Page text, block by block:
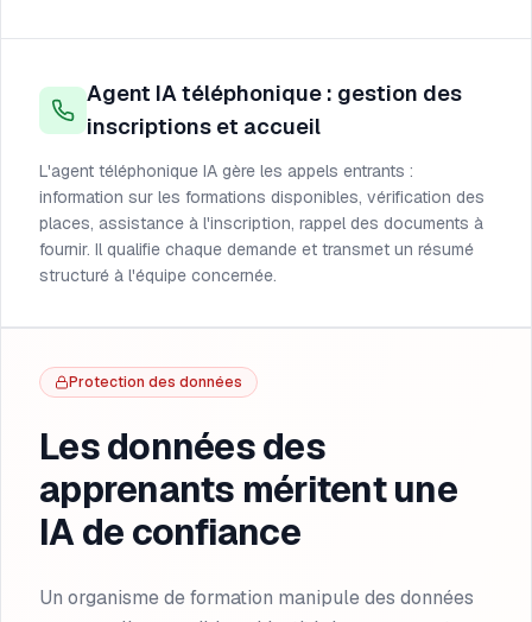
Agent IA téléphonique : gestion des
inscriptions et accueil
L'agent téléphonique IA gère les appels entrants :
information sur les formations disponibles, vérification des
places, assistance à l'inscription, rappel des documents à
fournir. Il qualifie chaque demande et transmet un résumé
structuré à l'équipe concernée.
Protection des données
Les données des
apprenants méritent une
IA de confiance
Un organisme de formation manipule des données